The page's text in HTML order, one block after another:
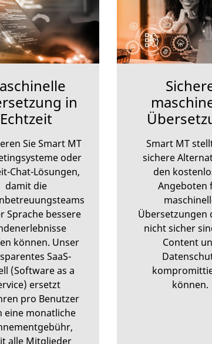
in
Echtzeit
Sie Smart MT
oder
Chat-Lösungen,
damit die
Sprache bessere
können. Unser
SaaS-
(Software as a
ersetzt
pro Benutzer
eine monatliche
alle Mitglieder
Smart MT
sichere
den
Angeboten
Übersetzungen
nicht sicher
Content
können.